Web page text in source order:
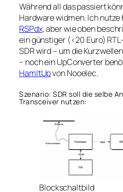
Während all das passiert
Hardware widmen. Ich
RSPdx, aber wie oben
ein günstiger (<20 Euro)
SDR wird – um die
– noch ein UpConverter
HamItUpvon Nooelec.
Szenario: SDR soll die selbe
Transceiver nutzen:
Blockschaltbild